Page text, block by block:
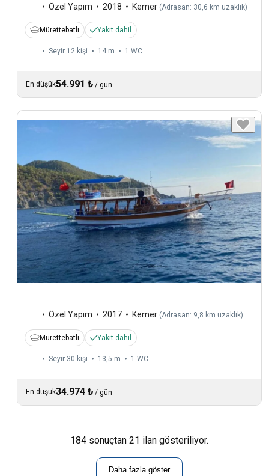
Özel Yapım 2018 Kemer (Adrasan: 30,6 km uzaklık)
Mürettebatlı Yakıt dahil
Seyir 12 kişi 14 m 1 WC
En düşük54.991 ₺ / gün
Özel Yapım 2017 Kemer (Adrasan: 9,8 km uzaklık)
Mürettebatlı Yakıt dahil
Seyir 30 kişi 13,5 m 1 WC
En düşük34.974 ₺ / gün
184 sonuçtan 21 ilan gösteriliyor.
Daha fazla göster